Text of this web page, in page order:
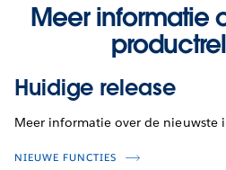
Meer informatie
Huidige release
Meer informatie over de nieuwste
NIEUWE FUNCTIES